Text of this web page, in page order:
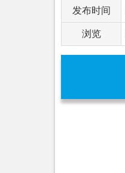
发布时间
浏览